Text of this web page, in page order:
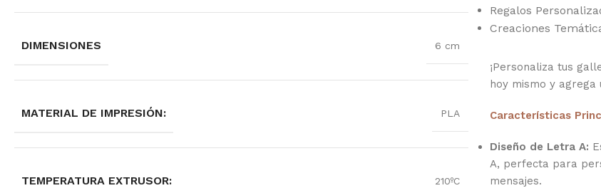
DIMENSIONES 6 cm
MATERIAL DE IMPRESIÓN: PLA
TEMPERATURA EXTRUSOR: 210ºC
Regalos
Creaciones
¡Personaliza tus
hoy mismo y agrega
Características
Diseño de Letra A:
A, perfecta para
mensajes.